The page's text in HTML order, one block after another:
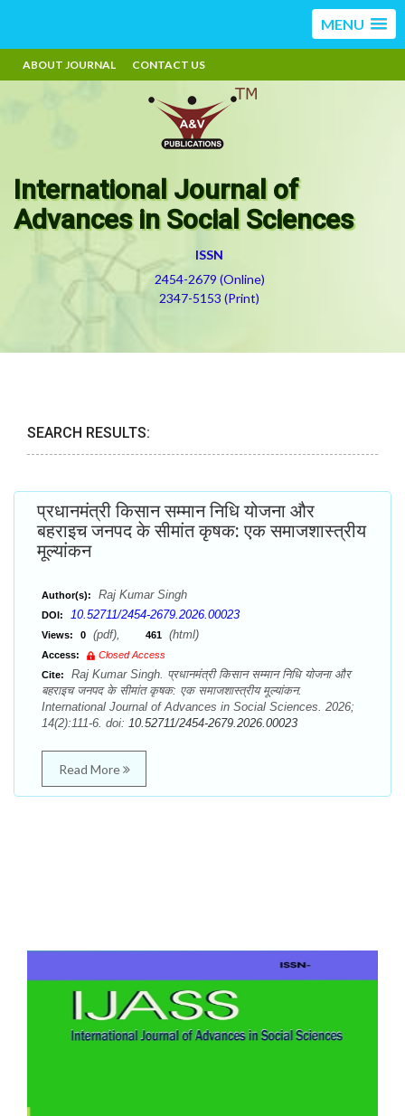
MENU
ABOUT JOURNAL CONTACT US
International Journal of
Advances in Social Sciences
ISSN
2454-2679 (Online)
2347-5153 (Print)
SEARCH RESULTS:
प्रधानमंत्री किसान सम्मान निधि योजना और
बहराइच जनपद के सीमांत कृषक: एक समाजशास्त्रीय
मूल्यांकन
Author(s): Raj Kumar Singh
DOI: 10.52711/2454-2679.2026.00023
Views: 0 (pdf), 461 (html)
Access:
Closed Access
Cite:
Raj Kumar Singh. प्रधानमंत्री किसान सम्मान निधि योजना और
बहराइच जनपद के सीमांत कृषक: एक समाजशास्त्रीय मूल्यांकन.
International Journal of Advances in Social Sciences. 2026;
14(2):111-6. doi: 10.52711/2454-2679.2026.00023
Read More